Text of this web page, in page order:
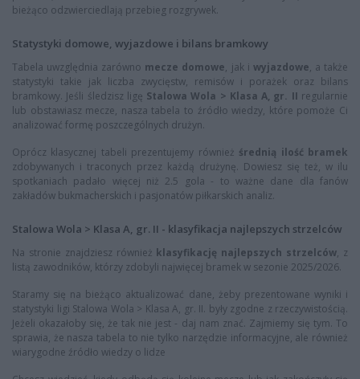
bieżąco odzwierciedlają przebieg rozgrywek.
Statystyki domowe, wyjazdowe i bilans bramkowy
Tabela uwzględnia zarówno mecze domowe, jak i wyjazdowe, a także
statystyki takie jak liczba zwycięstw, remisów i porażek oraz bilans
bramkowy. Jeśli śledzisz ligę Stalowa Wola > Klasa A, gr. II regularnie
lub obstawiasz mecze, nasza tabela to źródło wiedzy, które pomoże Ci
analizować formę poszczególnych drużyn.
Oprócz klasycznej tabeli prezentujemy również średnią ilość bramek
zdobywanych i traconych przez każdą drużynę. Dowiesz się też, w ilu
spotkaniach padało więcej niż 2.5 gola - to ważne dane dla fanów
zakładów bukmacherskich i pasjonatów piłkarskich analiz.
Stalowa Wola > Klasa A, gr. II - klasyfikacja najlepszych strzelców
Na stronie znajdziesz również klasyfikację najlepszych strzelców, z
listą zawodników, którzy zdobyli najwięcej bramek w sezonie 2025/2026.
Staramy się na bieżąco aktualizować dane, żeby prezentowane wyniki i
statystyki ligi Stalowa Wola > Klasa A, gr. II. były zgodne z rzeczywistością.
Jeżeli okazałoby się, że tak nie jest - daj nam znać. Zajmiemy się tym. To
sprawia, że nasza tabela to nie tylko narzędzie informacyjne, ale również
wiarygodne źródło wiedzy o lidze